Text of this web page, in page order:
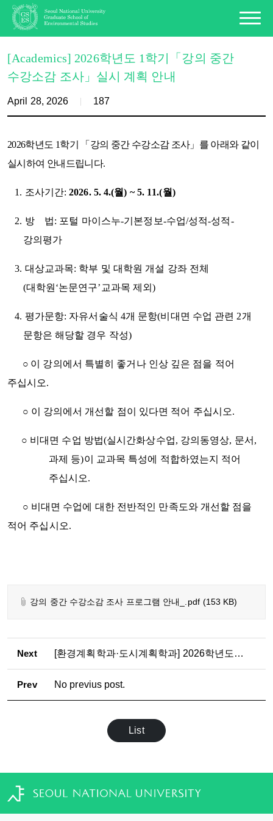
[Academics] 2026학년도 1학기「강의 중간
수강소감 조사」실시 계획 안내
April 28, 2026 187
2026학년도 1학기 「강의 중간 수강소감 조사」를 아래와 같이
실시하여 안내드립니다.
1. 조사기간:2026. 5. 4.(월) ~ 5. 11.(월)
2. 방 법: 포털 마이스누-기본정보-수업/성적-성적-
강의평가
3. 대상교과목: 학부 및 대학원 개설 강좌 전체
(대학원‘논문연구’교과목 제외)
4. 평가문항: 자유서술식 4개 문항(비대면 수업 관련 2개
문항은 해당할 경우 작성)
○ 이 강의에서 특별히 좋거나 인상 깊은 점을 적어
주십시오.
○ 이 강의에서 개선할 점이 있다면 적어 주십시오.
○ 비대면 수업 방법(실시간화상수업, 강의동영상, 문서,
과제 등)이 교과목 특성에 적합하였는지 적어
주십시오.
○ 비대면 수업에 대한 전반적인 만족도와 개선할 점을
적어 주십시오.
강의 중간 수강소감 조사 프로그램 안내_.pdf (153 KB)
Next [환경계획학과·도시계획학과] 2026학년도 2학기
Prev No previus post.
List